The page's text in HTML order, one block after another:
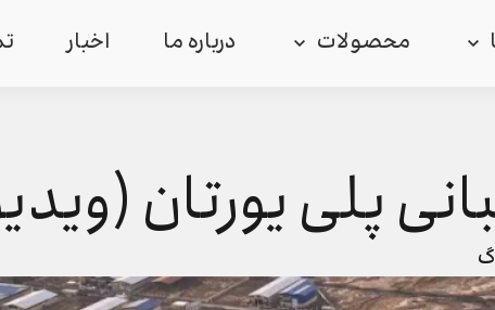
محصولات درباره ما اخبار
پلی یورتان